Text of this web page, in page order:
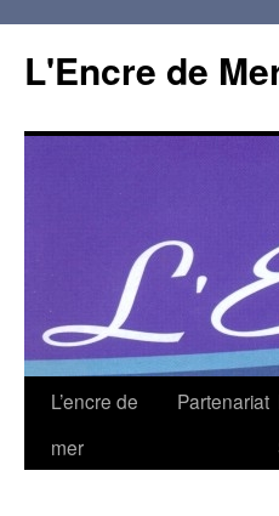
L'Encre de
L’encre de
mer
Partenariat